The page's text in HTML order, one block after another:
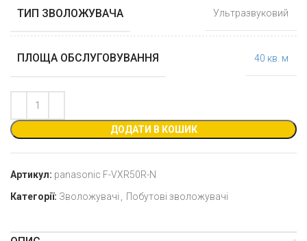
ТИП ЗВОЛОЖУВАЧА Ультразвуковий
ПЛОЩА ОБСЛУГОВУВАННЯ 40 кв. м
ДОДАТИ В КОШИК
Артикул: panasonic F-VXR50R-N
Категорії: Зволожувачі , Побутові зволожувачі